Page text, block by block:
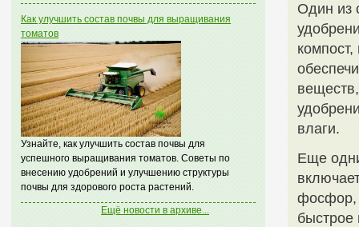
Как улучшить состав почвы для выращивания
томатов
Узнайте, как улучшить состав почвы для
успешного выращивания томатов. Советы по
внесению удобрений и улучшению структуры
почвы для здорового роста растений.
Ещё новости в архиве...
Один из
влаги.
Еще
фосфор,
быстрое